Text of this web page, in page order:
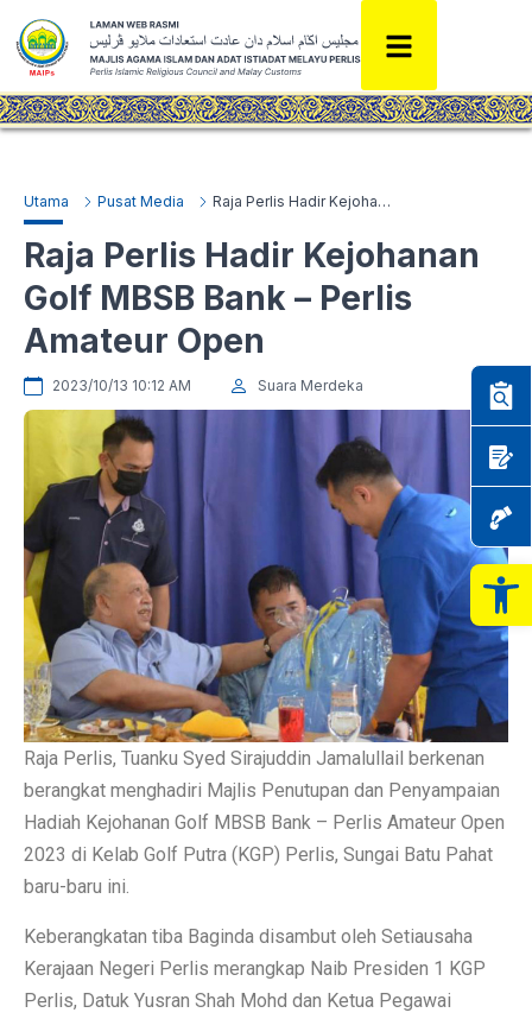
Utama Pusat Media Raja Perlis Hadir Kejohanan Golf MBSB Bank – Perlis Amateur Open
Raja Perlis Hadir Kejohanan
Golf MBSB Bank – Perlis
Amateur Open
2023/10/13 10:12 AM Suara Merdeka
Raja Perlis, Tuanku Syed Sirajuddin Jamalullail berkenan
berangkat menghadiri Majlis Penutupan dan Penyampaian
Hadiah Kejohanan Golf MBSB Bank – Perlis Amateur Open
2023 di Kelab Golf Putra (KGP) Perlis, Sungai Batu Pahat
baru-baru ini.
Keberangkatan tiba Baginda disambut oleh Setiausaha
Kerajaan Negeri Perlis merangkap Naib Presiden 1 KGP
Perlis, Datuk Yusran Shah Mohd dan Ketua Pegawai